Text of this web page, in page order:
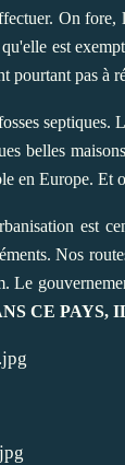
On fore,
est
pourtant pas à
belles
en Europe. Et
est
Nos
Le
CE